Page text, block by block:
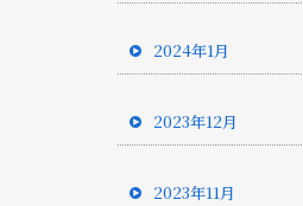
2024年1月
2023年12月
2023年11月